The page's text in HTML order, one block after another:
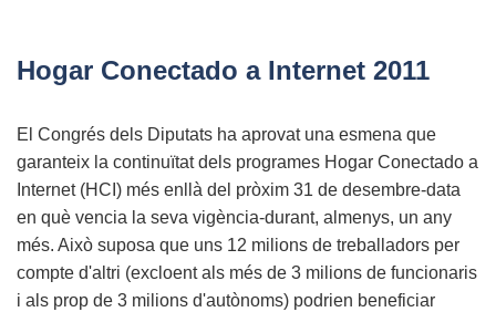
Hogar Conectado a Internet 2011
El Congrés dels Diputats ha aprovat una esmena que
garanteix la continuïtat dels programes Hogar Conectado a
Internet (HCI) més enllà del pròxim 31 de desembre-data
en què vencia la seva vigència-durant, almenys, un any
més. Això suposa que uns 12 milions de treballadors per
compte d'altri (excloent als més de 3 milions de funcionaris
i als prop de 3 milions d'autònoms) podrien beneficiar